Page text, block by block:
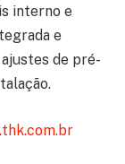
interno e
e
de pré-